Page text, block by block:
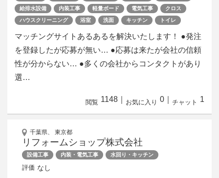
給排水設備
内装工事 軽量ボード 電気工事
クロス
ハウスクリーニング
浴室 洗面 キッチン トイレ
マッチングサイトあるあるを解決いたします！ ●発注
を登録したが応募が無い… ●応募は来たが会社の信頼
性が分からない… ●多くの会社からコンタクトがあり
選…
閲覧 1148 お気に入り 0 チャット 1
千葉県、 東京都
リフォームショップ株式会社
設備工事 内装・電気工事 水回り・キッチン
評価 なし